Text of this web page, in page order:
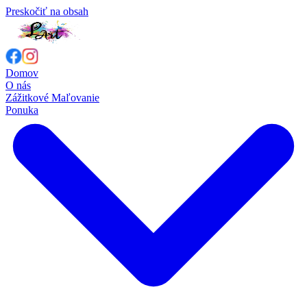
Preskočiť na obsah
Domov
O nás
Zážitkové Maľovanie
Ponuka